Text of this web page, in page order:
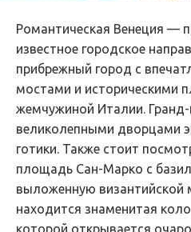
Романтическая Венеция —
известное городское
прибрежный город с
мостами и историческими
жемчужиной Италии. Гранд-
великолепными дворцами
готики. Также стоит
площадь Сан-Марко с
выложенную византийской
находится знаменитая
которой открывается